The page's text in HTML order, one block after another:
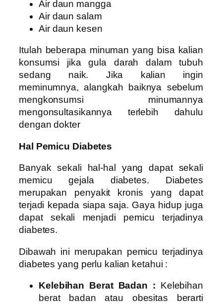
Air daun mangga
Air daun salam
Air daun kesen
Itulah beberapa minuman yang bisa kalian
konsumsi jika gula darah dalam tubuh
sedang naik. Jika kalian ingin
meminumnya, alangkah baiknya sebelum
mengkonsumsi minumannya
mengonsultasikannya terlebih dahulu
dengan dokter
Hal Pemicu Diabetes
Banyak sekali hal-hal yang dapat sekali
memicu gejala diabetes. Diabetes
merupakan penyakit kronis yang dapat
terjadi kepada siapa saja. Gaya hidup juga
dapat sekali menjadi pemicu terjadinya
diabetes.
Dibawah ini merupakan pemicu terjadinya
diabetes yang perlu kalian ketahui :
Kelebihan Berat Badan : Kelebihan
berat badan atau obesitas berarti